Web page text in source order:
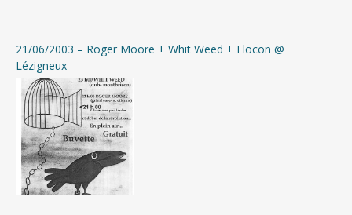
21/06/2003 – Roger Moore + Whit Weed + Flocon @
Lézigneux